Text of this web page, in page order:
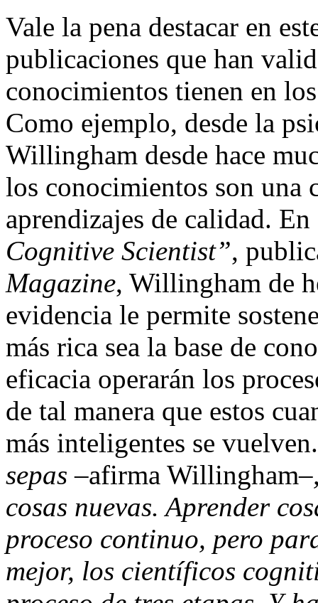
Vale la pena destacar en
publicaciones que han
conocimientos tienen en
Como ejemplo, desde la
Willingham desde hace
los conocimientos son una
aprendizajes de calidad.
Cognitive Scientist”,
Magazine, Willingham de
evidencia le permite
más rica sea la base de
eficacia operarán los
de tal manera que estos
más inteligentes se
sepas –afirma Willingham–
cosas nuevas. Aprender
proceso continuo, pero
mejor, los científicos